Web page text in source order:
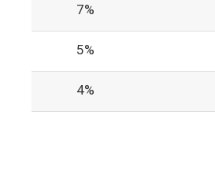
7%
5%
4%